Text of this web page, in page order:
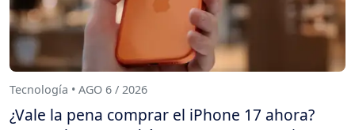
Tecnología • AGO 6 / 2026
¿Vale la pena comprar el iPhone 17 ahora?